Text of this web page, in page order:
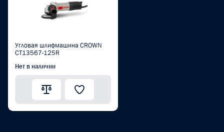
Угловая шлифмашина CROWN
CT13567-125R
Нет в наличии